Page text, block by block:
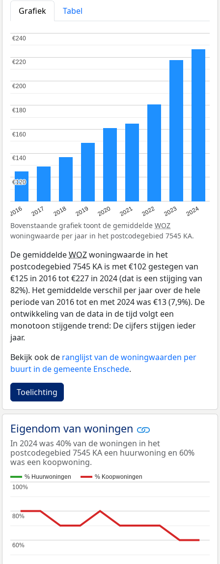
Grafiek
Tabel
2016 2017 2018 2019 2020 2021 2022 2023 2024
€120
€120
€140
€140
€160
€160
€180
€180
€200
€200
€220
€220
€240
€240
Bovenstaande grafiek toont de gemiddelde WOZ
woningwaarde per jaar in het postcodegebied 7545 KA.
De gemiddeldeWOZwoningwaarde in het
postcodegebied 7545 KA is met €102 gestegen van
€125 in 2016 tot €227 in 2024 (dat is een stijging van
82%). Het gemiddelde verschil per jaar over de hele
periode van 2016 tot en met 2024 was €13 (7,9%). De
ontwikkeling van de data in de tijd volgt een
monotoon stijgende trend: De cijfers stijgen ieder
jaar.
Bekijk ook de ranglijst van de woningwaarden per
buurt in de gemeente Enschede.
Toelichting
Eigendom van woningen
In 2024 was 40% van de woningen in het
postcodegebied 7545 KA een huurwoning en 60%
was een koopwoning.
% Huurwoningen % Koopwoningen
60%
60%
80%
80%
100%
100%